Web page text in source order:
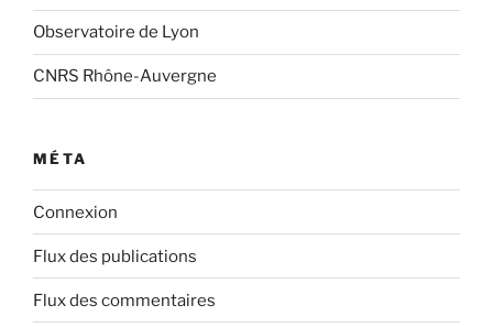
Observatoire de Lyon
CNRS Rhône-Auvergne
MÉTA
Connexion
Flux des publications
Flux des commentaires